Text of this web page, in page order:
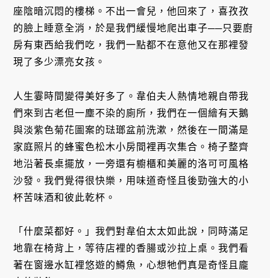
座陰暗沉悶的樓梯。不出一會兒，他回來了，喜孜孜
的臉上睡意全消，於是我們緩慢地爬出車子──只要廚
房有東西給我們吃，我們一點都不在意他又在那裡發
現了多少漂亮女孩。
人生霎時間變得美好多了。韋伯夫人熱情地親自帶我
們來到古老但一塵不染的廁所，我們在一個繪有天鵝
與淡紫色菊花圖案的琺瑯盆前洗漱，然後在一間滿是
家庭照片的蜂蜜色松木小房間裡再次集合。椅子整齊
地沿著長桌擺放，一旁還有櫥櫃和美麗的洛可可風格
沙發。我們覺得很快樂，用味道奇怪且後勁強大的小
杯苦味酒和彼此乾杯。
「什麼菜都好。」我們對韋伯太太如此說，同時滿足
地靠在椅背上，等待店裡的香腸或沙拉上桌。我們看
著在窗邊水缸裡悠遊的鱒魚，心想牠們真是奇怪且龐